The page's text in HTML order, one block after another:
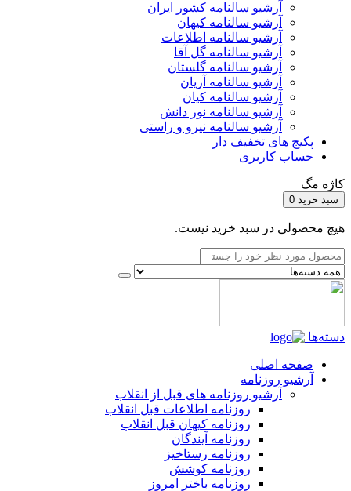
آرشیو سالنامه کشور ایران
آرشیو سالنامه کیهان
آرشیو سالنامه اطلاعات
آرشیو سالنامه گل آقا
آرشیو سالنامه گلستان
آرشیو سالنامه آریان
آرشیو سالنامه کیان
آرشیو سالنامه نور دانش
آرشیو سالنامه نیرو و راستی
پکیج های تخفیف دار
حساب کاربری
کاژه مگ
سبد خرید 0
هیچ محصولی در سبد خرید نیست.
دسته‌ها
صفحه اصلی
آرشیو روزنامه
آرشیو روزنامه های قبل از انقلاب
روزنامه اطلاعات قبل انقلاب
روزنامه کیهان قبل انقلاب
روزنامه آیندگان
روزنامه رستاخیز
روزنامه کوشش
روزنامه باختر امروز